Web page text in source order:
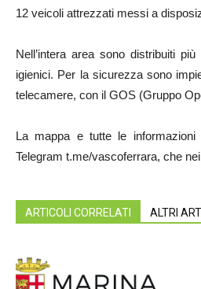
12 veicoli attrezzati messi a
Nell’intera area sono distribuiti
igienici. Per la sicurezza sono
telecamere, con il GOS (Gruppo
La mappa e tutte le informazioni
Telegram t.me/vascoferrara, che
ARTICOLI CORRELATI ALTRI